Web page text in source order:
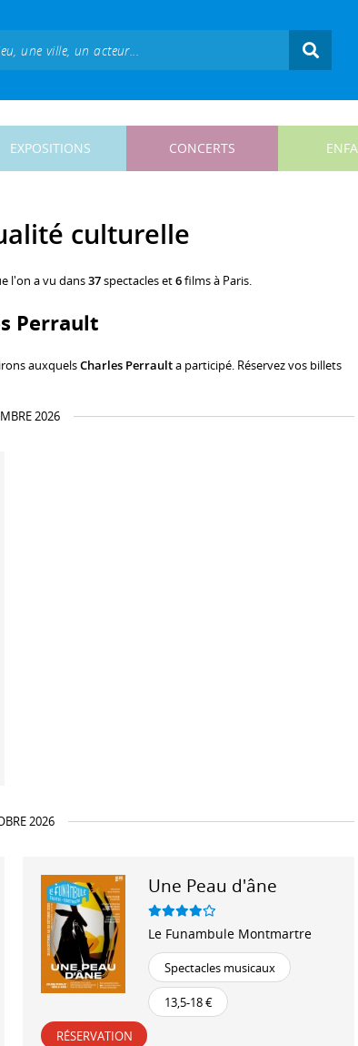
EXPOSITIONS CONCERTS
culturelle
l'on a vu dans37spectacles et6films à Paris.
Perrault
auxquelsCharles Perraulta participé. Réservez vos billets
2026
2026
Une Peau d'âne
Le Funambule Montmartre
Spectacles musicaux
13,5-18 €
RÉSERVATION